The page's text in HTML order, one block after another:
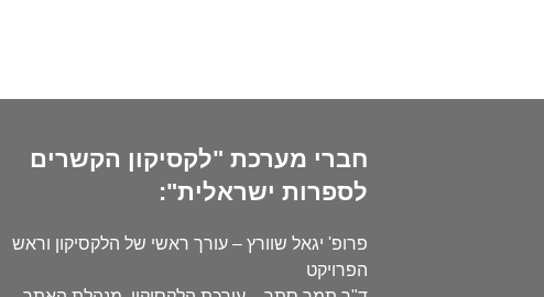
חברי מערכת "לקסיקון הקשרים
לספרות ישראלית":
פרופ' יגאל שוורץ – עורך ראשי של הלקסיקון וראש
הפרויקט